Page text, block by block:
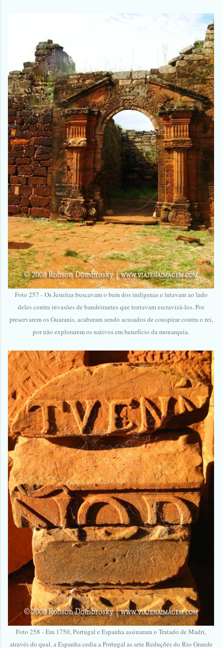
Foto 257 - Os Jesuítas buscavam o bem dos indígenas e lutavam ao lado
deles contra invasões de bandeirantes que tentavam escravizá-los. Por
preservarem os Guaranis, acabaram sendo acusados de conspirar contra o rei,
por não explorarem os nativos em benefício da monarquia.
Foto 258 - Em 1750, Portugal e Espanha assinaram o Tratado de Madri,
através do qual, a Espanha cedia a Portugal as sete Reduções do Rio Grande